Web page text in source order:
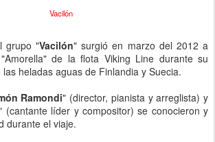
Vacilón
grupo "Vacilón" surgió en marzo del 2012 a
de la flota Viking Line durante su
heladas aguas de Finlandia y Suecia.
Ramondi" (director, pianista y arreglista) y
(cantante líder y compositor) se conocieron y
durante el viaje.